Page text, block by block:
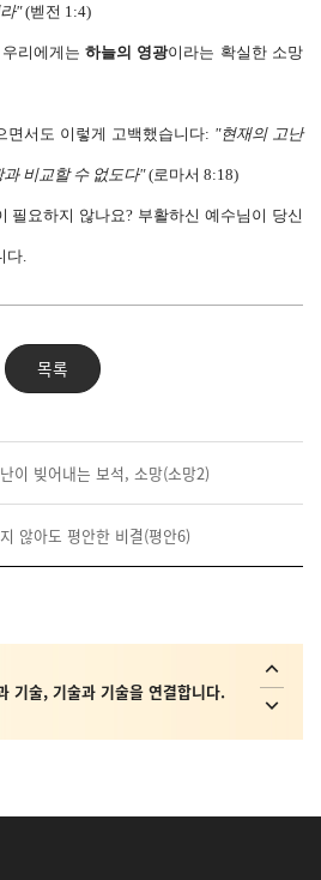
"(벧전 1:4)
리에게는 하늘의 영광이라는 확실한 소망
면서도 이렇게 고백했습니다: "현재의 고난
비교할 수 없도다"(로마서 8:18)
필요하지 않나요? 부활하신 예수님이 당신
다.
목록
이 빚어내는 보석, 소망(소망2)
않아도 평안한 비결(평안6)
기술, 기술과 기술을 연결합니다.
상 비서, AI 상담사, AI 콜봇서비스,